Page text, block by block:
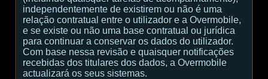
independentemente de existirem ou não é uma
relação contratual entre o utilizador e a Overmobile,
e se existe ou não uma base contratual ou jurídica
para continuar a conservar os dados do utilizador.
Com base nessa revisão e quaisquer notificações
recebidas dos titulares dos dados, a Overmobile
actualizará os seus sistemas.